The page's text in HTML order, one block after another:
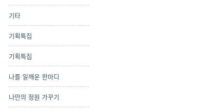
기타
기획특집
기획특집
나를 일깨운 한마디
나만의 정원 가꾸기